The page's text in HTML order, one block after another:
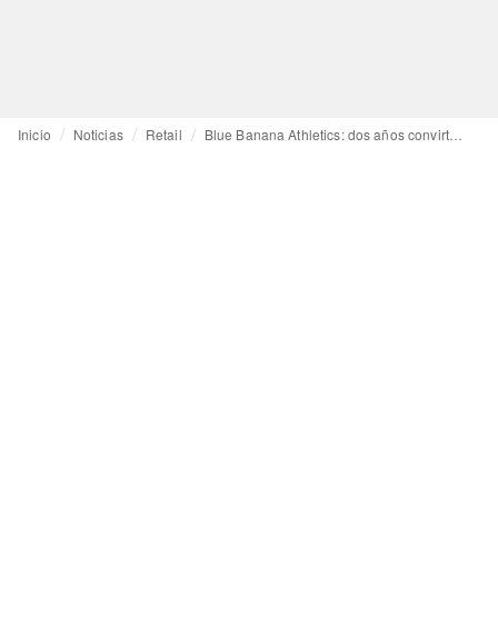
Inicio Noticias Retail Blue Banana Athletics: dos años convirtiendo deporte y comunidad en ventaja competitiva